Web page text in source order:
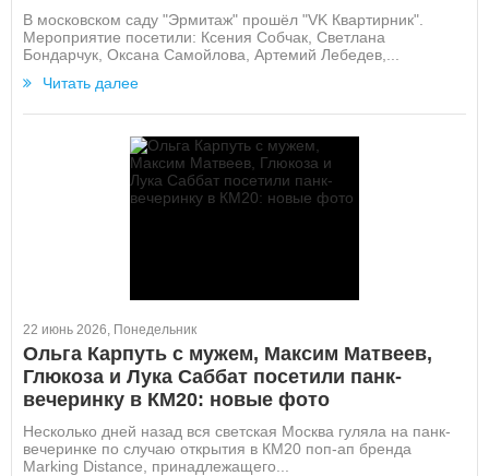
В московском саду "Эрмитаж" прошёл "VK Квартирник".
Мероприятие посетили: Ксения Собчак, Светлана
Бондарчук, Оксана Самойлова, Артемий Лебедев,...
Читать далее
22 июнь 2026, Понедельник
Ольга Карпуть с мужем, Максим Матвеев,
Глюкоза и Лука Саббат посетили панк-
вечеринку в КМ20: новые фото
Несколько дней назад вся светская Москва гуляла на панк-
вечеринке по случаю открытия в КМ20 поп-ап бренда
Marking Distance, принадлежащего...